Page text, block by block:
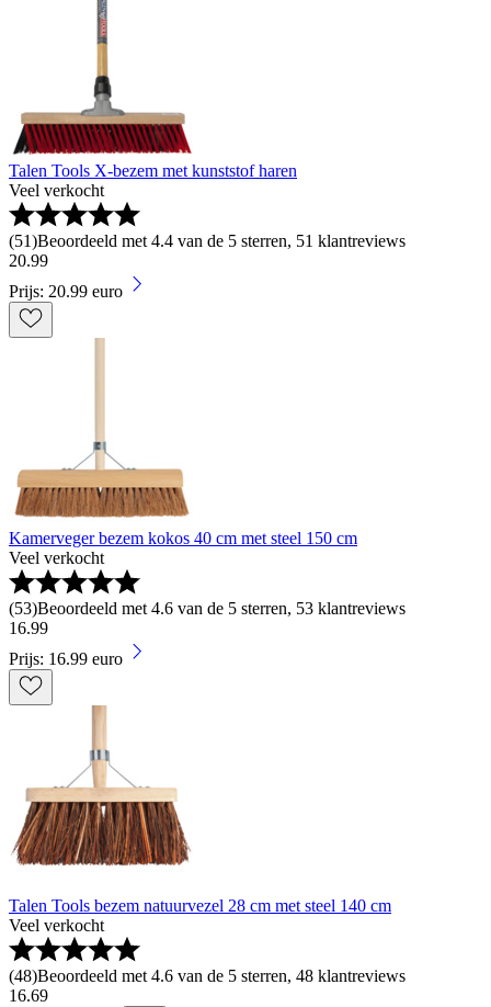
Talen Tools X-bezem met kunststof haren
Veel verkocht
(51)Beoordeeld met 4.4 van de 5 sterren, 51 klantreviews
20.99
Prijs: 20.99 euro
Kamerveger bezem kokos 40 cm met steel 150 cm
Veel verkocht
(53)Beoordeeld met 4.6 van de 5 sterren, 53 klantreviews
16.99
Prijs: 16.99 euro
Talen Tools bezem natuurvezel 28 cm met steel 140 cm
Veel verkocht
(48)Beoordeeld met 4.6 van de 5 sterren, 48 klantreviews
16.69